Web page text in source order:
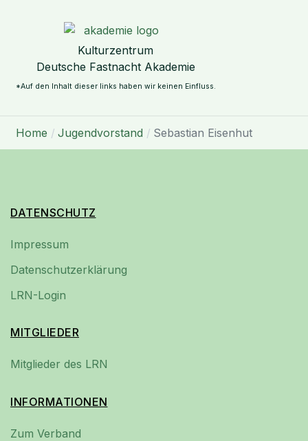
Kulturzentrum
Deutsche Fastnacht Akademie
*Auf den Inhalt dieser links haben wir keinen Einfluss.
Home Jugendvorstand Sebastian Eisenhut
DATENSCHUTZ
Impressum
Datenschutzerklärung
LRN-Login
MITGLIEDER
Mitglieder des LRN
INFORMATIONEN
Zum Verband